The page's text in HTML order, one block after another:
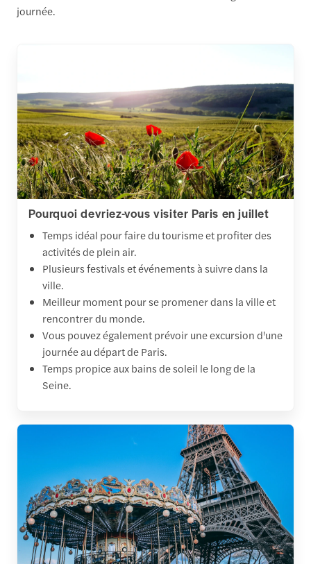
journée.
Pourquoi devriez-vous visiter Paris en juillet
Temps idéal pour faire du tourisme et profiter des
activités de plein air.
Plusieurs festivals et événements à suivre dans la
ville.
Meilleur moment pour se promener dans la ville et
rencontrer du monde.
Vous pouvez également prévoir une excursion d'une
journée au départ de Paris.
Temps propice aux bains de soleil le long de la
Seine.